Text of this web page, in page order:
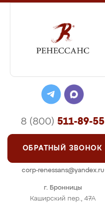
г. Бронницы
Каширский пер., 47А
8 (800) 511-89-55
ОБРАТНЫЙ ЗВОНОК
corp-renessans@yandex.ru